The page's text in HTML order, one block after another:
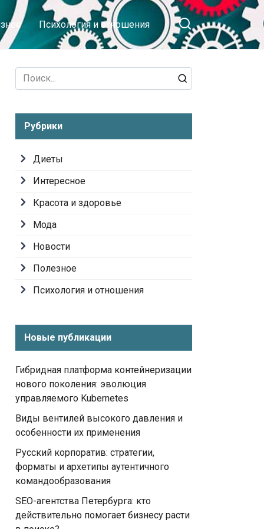
Психология и отношения
Search
for:
Рубрики
Диеты
Интересное
Красота и здоровье
Мода
Новости
Полезное
Психология и отношения
Новые публикации
Гибридная платформа контейнеризации
нового поколения: эволюция
управляемого Kubernetes
Виды вентилей высокого давления и
особенности их применения
Русский корпоратив: стратегии,
форматы и архетипы аутентичного
командообразования
SEO-агентства Петербурга: кто
действительно помогает бизнесу расти